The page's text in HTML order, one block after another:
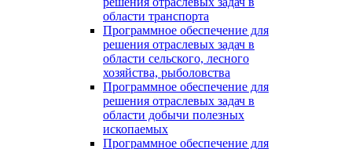
области транспорта
Программное обеспечение для
решения отраслевых задач в
области сельского, лесного
хозяйства, рыболовства
Программное обеспечение для
решения отраслевых задач в
области добычи полезных
ископаемых
Программное обеспечение для